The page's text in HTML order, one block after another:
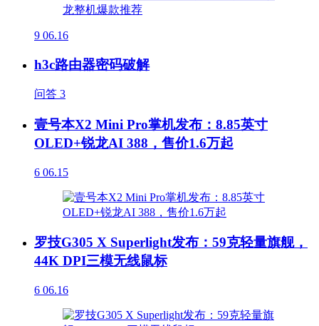
9 06.16
h3c路由器密码破解
问答 3
壹号本X2 Mini Pro掌机发布：8.85英寸
OLED+锐龙AI 388，售价1.6万起
6 06.15
罗技G305 X Superlight发布：59克轻量旗舰，
44K DPI三模无线鼠标
6 06.16